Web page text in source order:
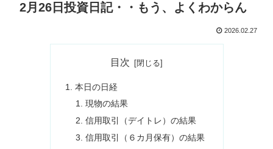
2月26日投資日記・・もう、よくわからん
2026.02.27
目次
本日の日経
現物の結果
信用取引（デイトレ）の結果
信用取引（６カ月保有）の結果